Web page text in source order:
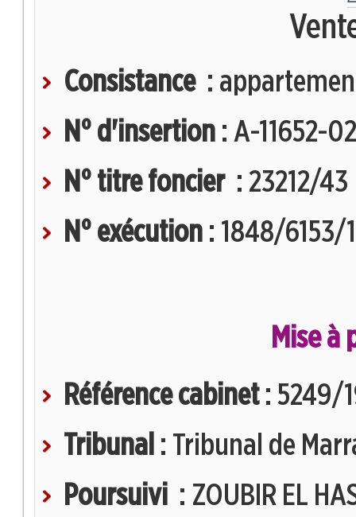
Textes législatifs
Annuaire des Avocats
Type de Bien
Région
Consistance :
N° d'insertion : A-11652-
N° titre foncier : 23212/43
N° exécution : 1848/6153/
Mise
Référence cabinet: 5249/
Tribunal : Tribunal de
Poursuivi : ZOUBIR EL